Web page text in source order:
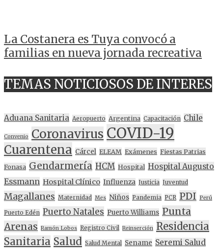
La Costanera es Tuya convocó a
familias en nueva jornada recreativa
TEMAS NOTICIOSOS DE INTERES
Aduana Sanitaria Aeropuerto Argentina Capacitación Chile
Convenio Coronavirus COVID-19
Cuarentena Cárcel ELEAM Exámenes Fiestas Patrias
Fonasa Gendarmería HCM Hospital Hospital Augusto
Essmann Hospital Clínico Influenza Justicia Juventud
Magallanes Maternidad Mes Niños Pandemia PCR PDI Perú
Puerto Edén Puerto Natales Puerto Williams Punta
Arenas Ramón Lobos Registro Civil Reinserción Residencia
Sanitaria Salud Salud Mental Sename Seremi Salud